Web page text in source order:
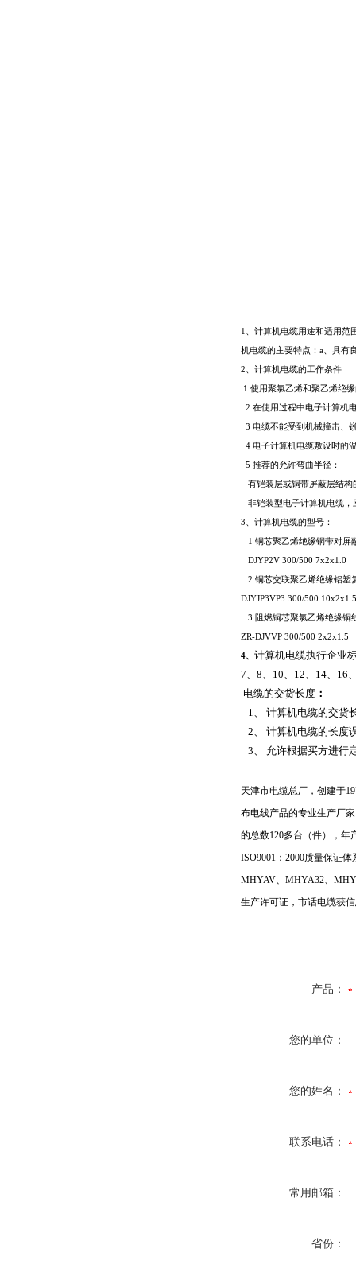
1
、计算机电缆用途和适用范
机电缆的主要特点： a 、具有
2 、计算机电缆的工作条件
1 使用聚氯乙烯和聚乙烯绝
2 在使用过程中电子计算机
3 电缆不能受到机械撞击、
4 电子计算机电缆敷设时的
5 推荐的允许弯曲半径：
有铠装层或铜带屏蔽层结
非铠装型电子计算机电缆，
3 、计算机电缆的型号：
1 铜芯聚乙烯绝缘铜带对屏
DJYP2V 300/500 7x2x1.0
2 铜芯交联聚乙烯绝缘铝塑
DJYJP3VP3 300/500 10x2x1.5
3 阻燃铜芯聚氯乙烯绝缘铜
ZR-DJVVP 300/500 2x2x1.5
4、 计算机电缆执行企业
7、 8、 10、 12、 14、 16
电缆的交货长度 ：
1、 计算机电缆的交货
2、 计算机电缆的长度
3、 允许根据买方进行
天津市电缆总厂，创建于
布电线产品的专业生产厂
的总数120多台（件），年
ISO9001 ： 2000质量保证体
MHYAV、 MHYA32、
生产许可证，市话电缆获
产品：
您的单位：
您的姓名：
联系电话：
常用邮箱：
省份：